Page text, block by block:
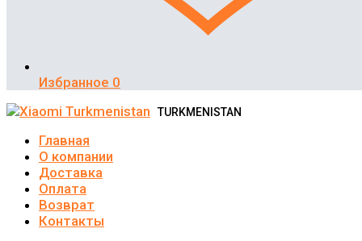
Избранное 0
TURKMENISTAN
Главная
О компании
Доставка
Оплата
Возврат
Контакты